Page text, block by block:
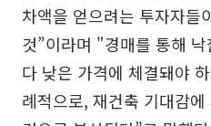
차액을 얻으려는 투자자들
것”이라며 "경매를 통해
다 낮은 가격에 체결돼야
례적으로, 재건축 기대감